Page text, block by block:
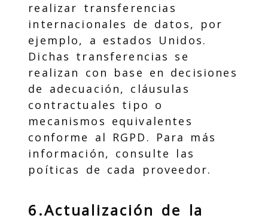
realizar transferencias
internacionales de datos, por
ejemplo, a estados Unidos.
Dichas transferencias se
realizan con base en decisiones
de adecuación, cláusulas
contractuales tipo o
mecanismos equivalentes
conforme al RGPD. Para más
información, consulte las
poíticas de cada proveedor.
6.Actualización de la